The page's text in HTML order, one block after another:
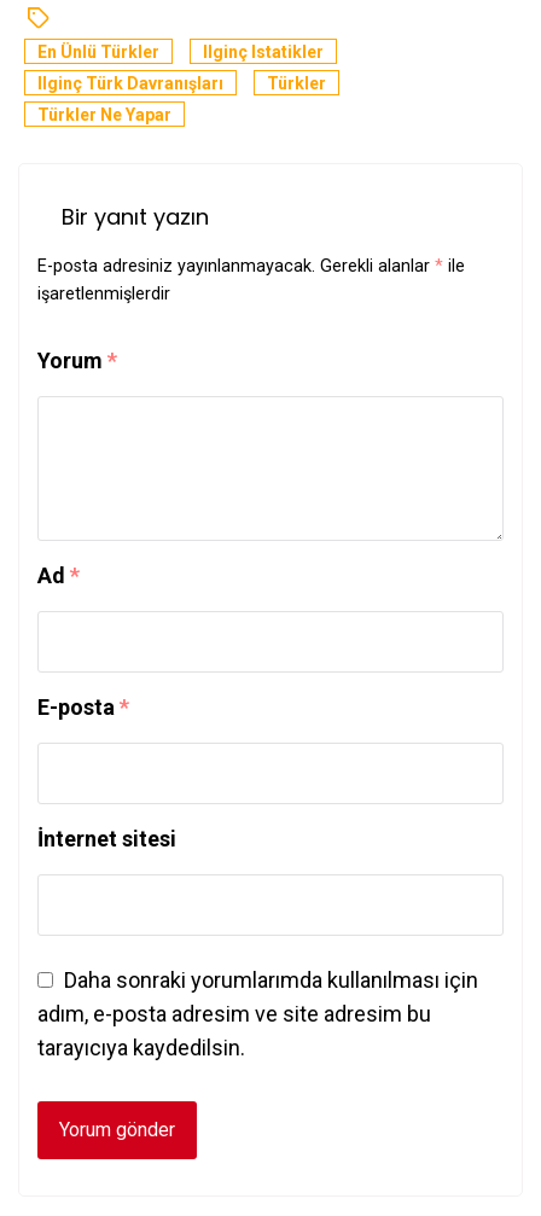
En Ünlü Türkler
Ilginç Istatikler
Ilginç Türk Davranışları
Türkler
Türkler Ne Yapar
Bir yanıt yazın
E-posta adresiniz yayınlanmayacak. Gerekli alanlar * ile
işaretlenmişlerdir
Yorum *
Ad *
E-posta*
İnternet sitesi
Daha sonraki yorumlarımda kullanılması için
adım, e-posta adresim ve site adresim bu
tarayıcıya kaydedilsin.